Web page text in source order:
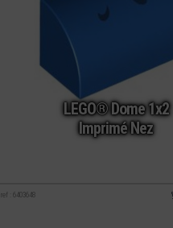
LEGO® Dome 1x2
Imprimé Nez
ref : 6403648